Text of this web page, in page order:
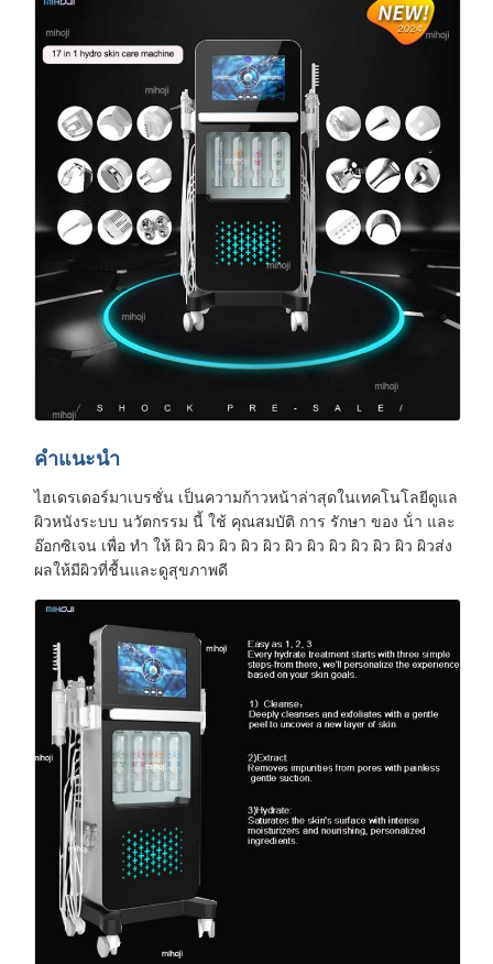
คําแนะนํา
ไฮเดรเดอร์มาเบรชั่น เป็นความก้าวหน้าล่าสุดในเทคโนโลยีดูแล
ผิวหนังระบบ นวัตกรรม นี้ ใช้ คุณสมบัติ การ รักษา ของ น้ํา และ
อ๊อกซิเจน เพื่อ ทํา ให้ ผิว ผิว ผิว ผิว ผิว ผิว ผิว ผิว ผิว ผิว ผิว ผิวส่ง
ผลให้มีผิวที่ชื้นและดูสุขภาพดี